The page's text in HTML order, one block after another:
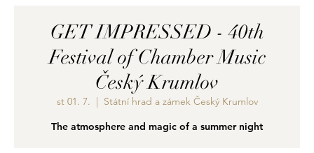
GET IMPRESSED - 40th
Festival of Chamber Music
Český Krumlov
st 01. 7.
  |
Státní hrad a zámek Český Krumlov
The atmosphere and magic of a summer night